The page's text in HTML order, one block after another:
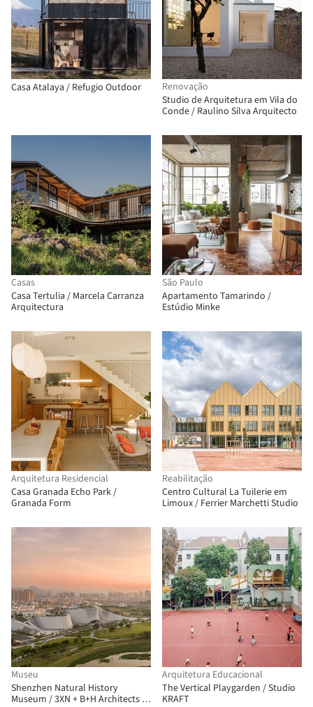
Casa Atalaya / Refugio Outdoor
Renovação
Studio de Arquitetura em Vila do
Conde / Raulino Silva Arquitecto
Casas
Casa Tertulia / Marcela Carranza
Arquitectura
São Paulo
Apartamento Tamarindo /
Estúdio Minke
Arquitetura Residencial
Casa Granada Echo Park /
Granada Form
Reabilitação
Centro Cultural La Tuilerie em
Limoux / Ferrier Marchetti Studio
Museu
Shenzhen Natural History
Museum / 3XN + B+H Architects +
Arquitetura Educacional
The Vertical Playgarden / Studio
KRAFT